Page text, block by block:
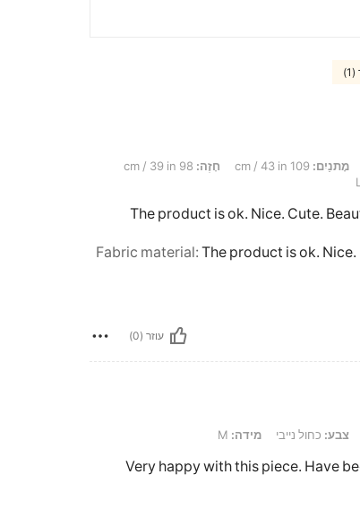
מָתנַיִם: חָזֶה:
The product is ok. Nice. Cute.
Fabric material: The product is ok.
עוזר (0)
צבע: כחול נייבי מידה:
Very happy with this piece. Have